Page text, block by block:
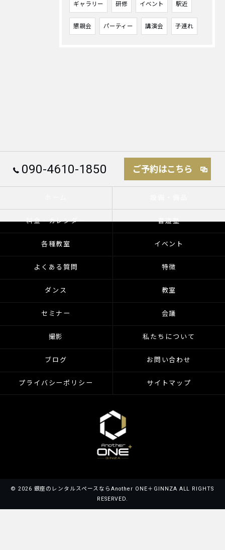
ギャラリー 研修 イベント 駅近
懇親会 パーティー 講演会 子連れ
090-4610-1850 ご予約はこちら
料金・カレンダー 書道塾
各種教室 イベント
よくある質問 特徴
ダンス 教室
セミナー 会議
撮影 私たちについて
ブログ お問い合わせ
プライバシーポリシー サイトマップ
© 2026 銀座のレンタルスペースならAnother ONE＋GINNZA ALL RIGHTS
RESERVED.